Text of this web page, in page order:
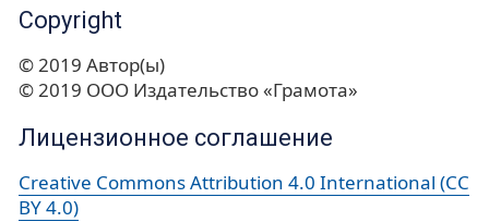
Copyright
© 2019 Автор(ы)
© 2019 ООО Издательство «Грамота»
Лицензионное соглашение
Creative Commons Attribution 4.0 International (CC
BY 4.0)